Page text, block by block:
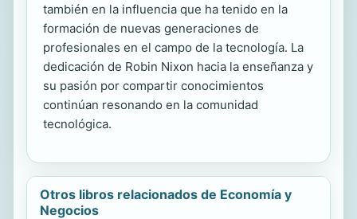
también en la influencia que ha tenido en la
formación de nuevas generaciones de
profesionales en el campo de la tecnología. La
dedicación de Robin Nixon hacia la enseñanza y
su pasión por compartir conocimientos
continúan resonando en la comunidad
tecnológica.
Otros libros relacionados de Economía y
Negocios